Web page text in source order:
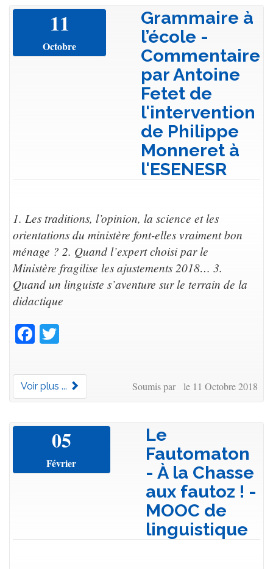
11
Octobre
Grammaire à
l’école -
Commentaire
par Antoine
Fetet de
l'intervention
de Philippe
Monneret à
l'ESENESR
1. Les traditions, l’opinion, la science et les
orientations du ministère font-elles vraiment bon
ménage ? 2. Quand l’expert choisi par le
Ministère fragilise les ajustements 2018… 3.
Quand un linguiste s’aventure sur le terrain de la
didactique
Facebook
Voir plus ... Soumis par le 11 Octobre 2018
05
Février
Le
Fautomaton
- À la Chasse
aux fautoz ! -
MOOC de
linguistique